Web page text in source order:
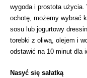
wygoda i prostota
ochotę, możemy wybrać
sosu lub jogurtowy
torebki z oliwą, olejem i
odstawić na 10 minut dla
Nasyć się sałatką